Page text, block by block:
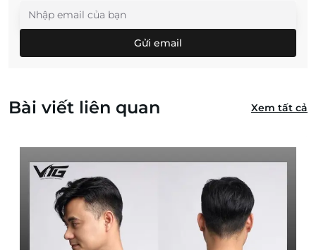
Gửi email
Bài viết liên quan Xem tất cả